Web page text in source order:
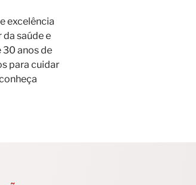
excelência
saúde e
30 anos de
para cuidar